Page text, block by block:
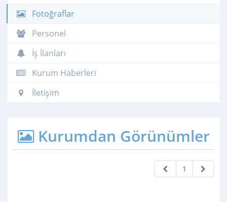
Fotoğraflar
Personel
İş İlanları
Kurum Haberleri
İletişim
Kurumdan Görünümler
1